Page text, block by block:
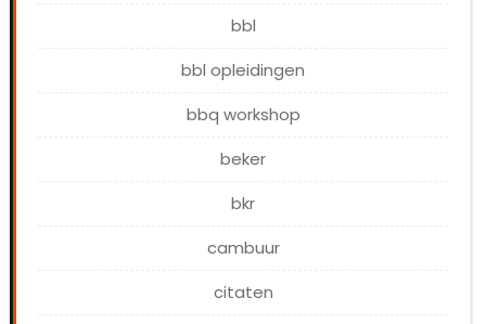
bbl
bbl opleidingen
bbq workshop
beker
bkr
cambuur
citaten